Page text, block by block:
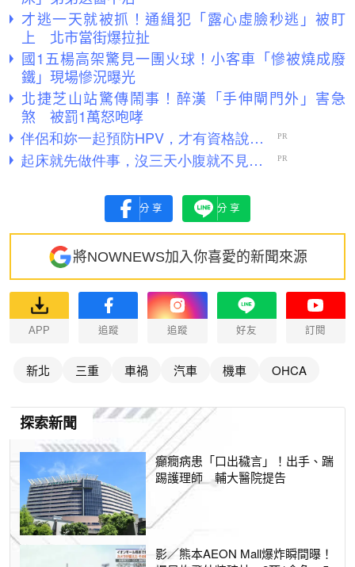
才逃一天就被抓！通緝犯「露心虛臉秒逃」被盯
上 北市當街爆拉扯
國1五楊高架驚見一團火球！小客車「慘被燒成廢
鐵」現場慘況曝光
北捷芝山站驚傳鬧事！醉漢「手伸閘門外」害急
煞 被罰1萬怒咆哮
分享 分享
將NOWNEWS加入你喜愛的新聞來源
APP 追蹤 追蹤 好友 訂閱
新北 三重 車禍 汽車 機車 OHCA
探索新聞
癲癇病患「口出穢言」！出手、踹
踢護理師 輔大醫院提告
影／熊本AEON Mall爆炸瞬間曝！